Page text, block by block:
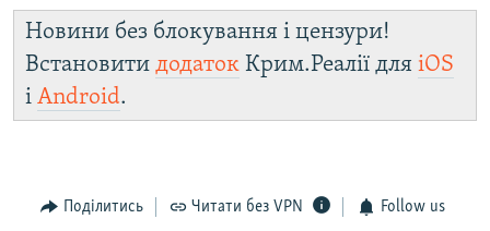
Новини без блокування і цензури!
Встановити додаток Крим.Реалії для iOS
і Android.
Поділитись Читати без VPN Follow us